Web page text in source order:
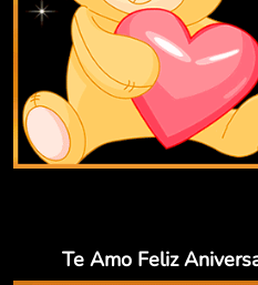
Te Amo Feliz